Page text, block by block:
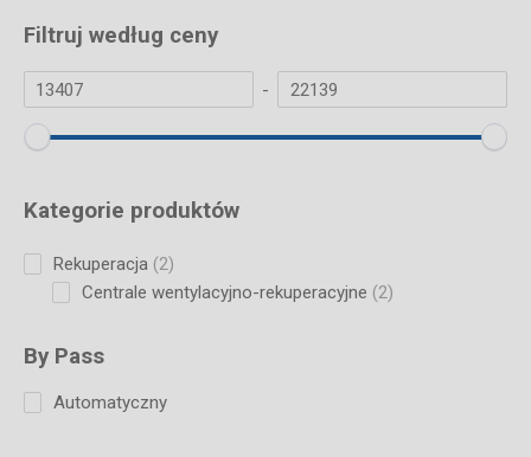
Filtruj według ceny
-
Kategorie produktów
Rekuperacja 22
products
Centrale wentylacyjno-rekuperacyjne 22
By Pass
Automatyczny